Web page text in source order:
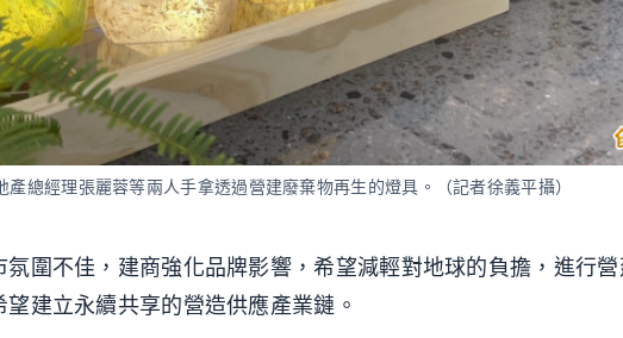
總經理張麗蓉等兩人手拿透過營建廢棄物再生的燈具。（記者徐義平攝）
氛圍不佳，建商強化品牌影響，希望減輕對地球的負擔，進行
建立永續共享的營造供應產業鏈。